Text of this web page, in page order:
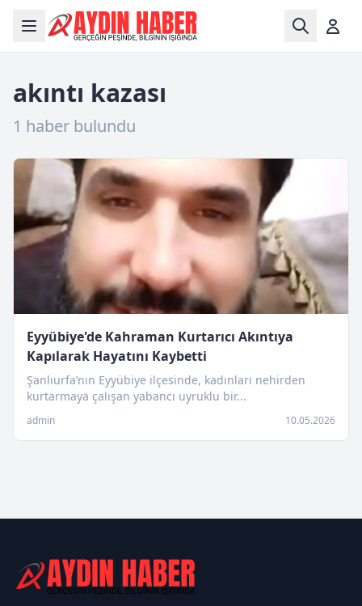
akıntı kazası
1 haber bulundu
Eyyübiye'de Kahraman Kurtarıcı Akıntıya
Kapılarak Hayatını Kaybetti
Şanlıurfa’nın Eyyübiye ilçesinde, kadınları nehirden
kurtarmaya çalışan yabancı uyruklu bir...
admin 10.05.2026